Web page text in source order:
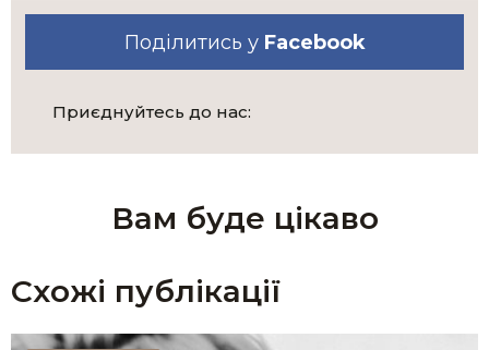
Поділитись у Facebook
Приєднуйтесь до нас:
Вам буде цікаво
Схожі публікації